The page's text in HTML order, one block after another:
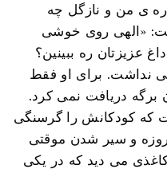
ی من و نازگل چه
«الهی روی خوشی
عزیزتان ره ببینین؟
نداشت. برای او فقط
دریافت نمی کرد.
که کودکانش را گرسنگی
و سیر شدن موقتی
می دید که در یکی